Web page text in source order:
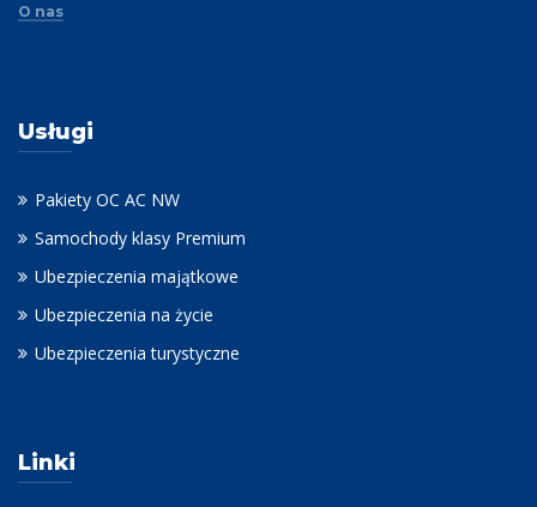
O nas
Usługi
Pakiety OC AC NW
Samochody klasy Premium
Ubezpieczenia majątkowe
Ubezpieczenia na życie
Ubezpieczenia turystyczne
Linki